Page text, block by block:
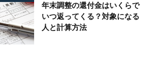
年末調整の還付金はいくらで
いつ返ってくる？対象になる
人と計算方法